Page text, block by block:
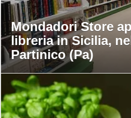
Mondadori Store
libreria in Sicilia,
Partinico (Pa)